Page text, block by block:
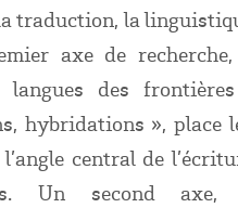
traduction, la
axe de
langues des
hybridations », place
central de
Un second axe,